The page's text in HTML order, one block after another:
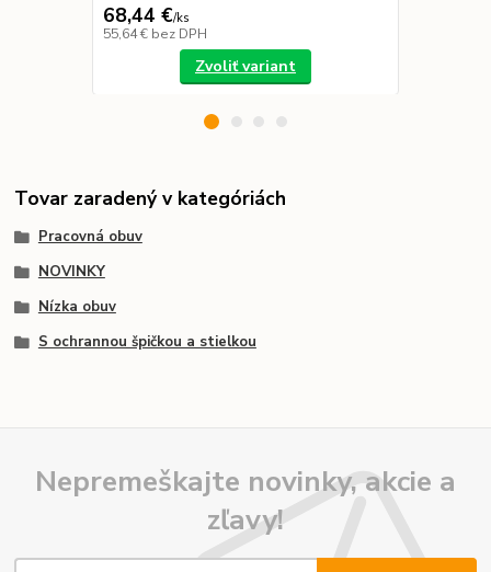
68,44 €/ks
55,64 € bez DPH
Zvoliť variant
Tovar zaradený v kategóriách
Pracovná obuv
NOVINKY
Nízka obuv
S ochrannou špičkou a stielkou
Nepremeškajte novinky, akcie a
zľavy!